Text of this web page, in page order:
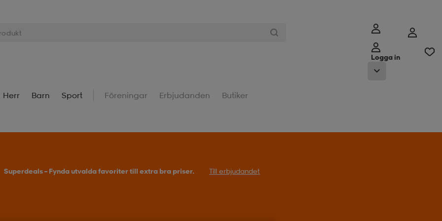
Logga in
Herr Barn Sport Föreningar Erbjudanden Butiker
Superdeals – Fynda utvalda favoriter till extra bra priser. Till erbjudandet